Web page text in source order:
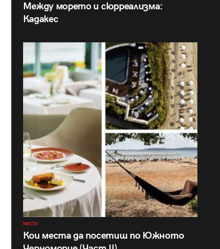
Между морето и сюрреализма:
Кадакес
МЕСТА
Кои места да посетиш по Южното